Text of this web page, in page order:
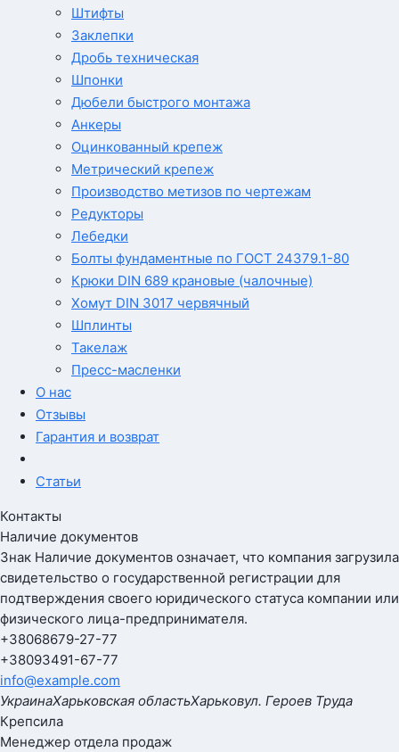
Штифты
Заклепки
Дробь техническая
Шпонки
Дюбели быстрого монтажа
Анкеры
Оцинкованный крепеж
Метрический крепеж
Производство метизов по чертежам
Редукторы
Лебедки
Болты фундаментные по ГОСТ 24379.1-80
Крюки DIN 689 крановые (чалочные)
Хомут DIN 3017 червячный
Шплинты
Такелаж
Пресс-масленки
О нас
Отзывы
Гарантия и возврат
Статьи
Контакты
Наличие документов
Знак Наличие документов означает, что компания загрузила
свидетельство о государственной регистрации для
подтверждения своего юридического статуса компании или
физического лица-предпринимателя.
+38068679-27-77
+38093491-67-77
info@example.com
УкраинаХарьковская областьХарьковул. Героев Труда
Крепсила
Менеджер отдела продаж